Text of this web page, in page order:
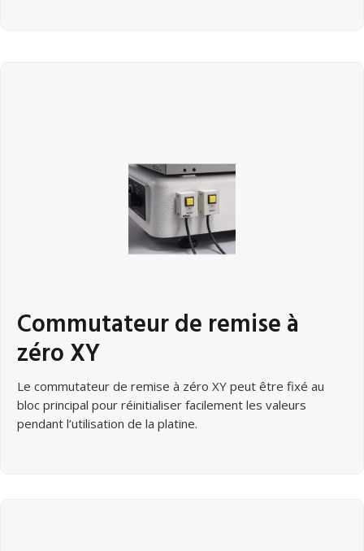
Commutateur de remise à
zéro XY
Le commutateur de remise à zéro XY peut être fixé au
bloc principal pour réinitialiser facilement les valeurs
pendant l’utilisation de la platine.